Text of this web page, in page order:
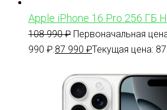
Apple iPhone 16 Pro 256 ГБ
108 990₽ Первоначальная
990 ₽. 87 990 ₽Текущая цена: